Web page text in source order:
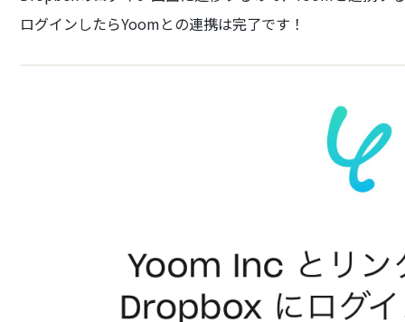
ログインしたらYoomとの連携は完了です！